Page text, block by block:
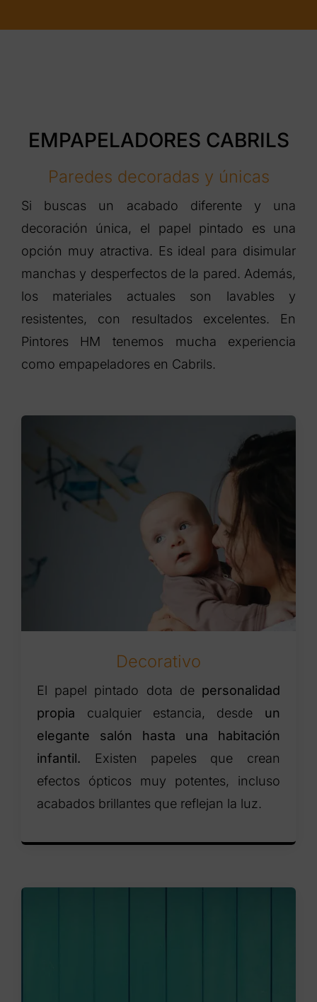
EMPAPELADORES CABRILS
Paredes decoradas y únicas
Si buscas un acabado diferente y una
decoración única, el papel pintado es una
opción muy atractiva. Es ideal para disimular
manchas y desperfectos de la pared. Además,
los materiales actuales son lavables y
resistentes, con resultados excelentes. En
Pintores HM tenemos mucha experiencia
como empapeladores en Cabrils.
Decorativo
El papel pintado dota de personalidad
propia cualquier estancia, desde un
elegante salón hasta una habitación
infantil. Existen papeles que crean
efectos ópticos muy potentes, incluso
acabados brillantes que reflejan la luz.